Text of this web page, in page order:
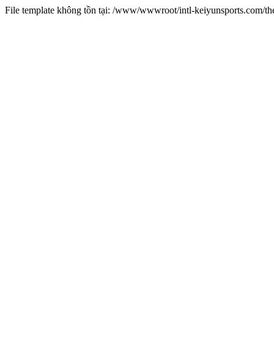
File template không tồn tại: /www/wwwroot/intl-keiyunsports.com/